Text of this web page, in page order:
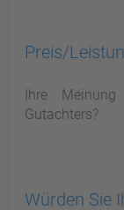
Preis/
Ihre Meinung
Gutachters?
Würden Sie